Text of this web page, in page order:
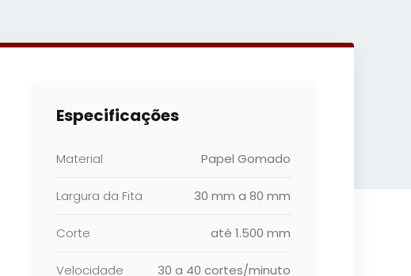
Especificações
Material Papel Gomado
Largura da Fita 30 mm a 80 mm
Corte até 1.500 mm
Velocidade 30 a 40 cortes/minuto